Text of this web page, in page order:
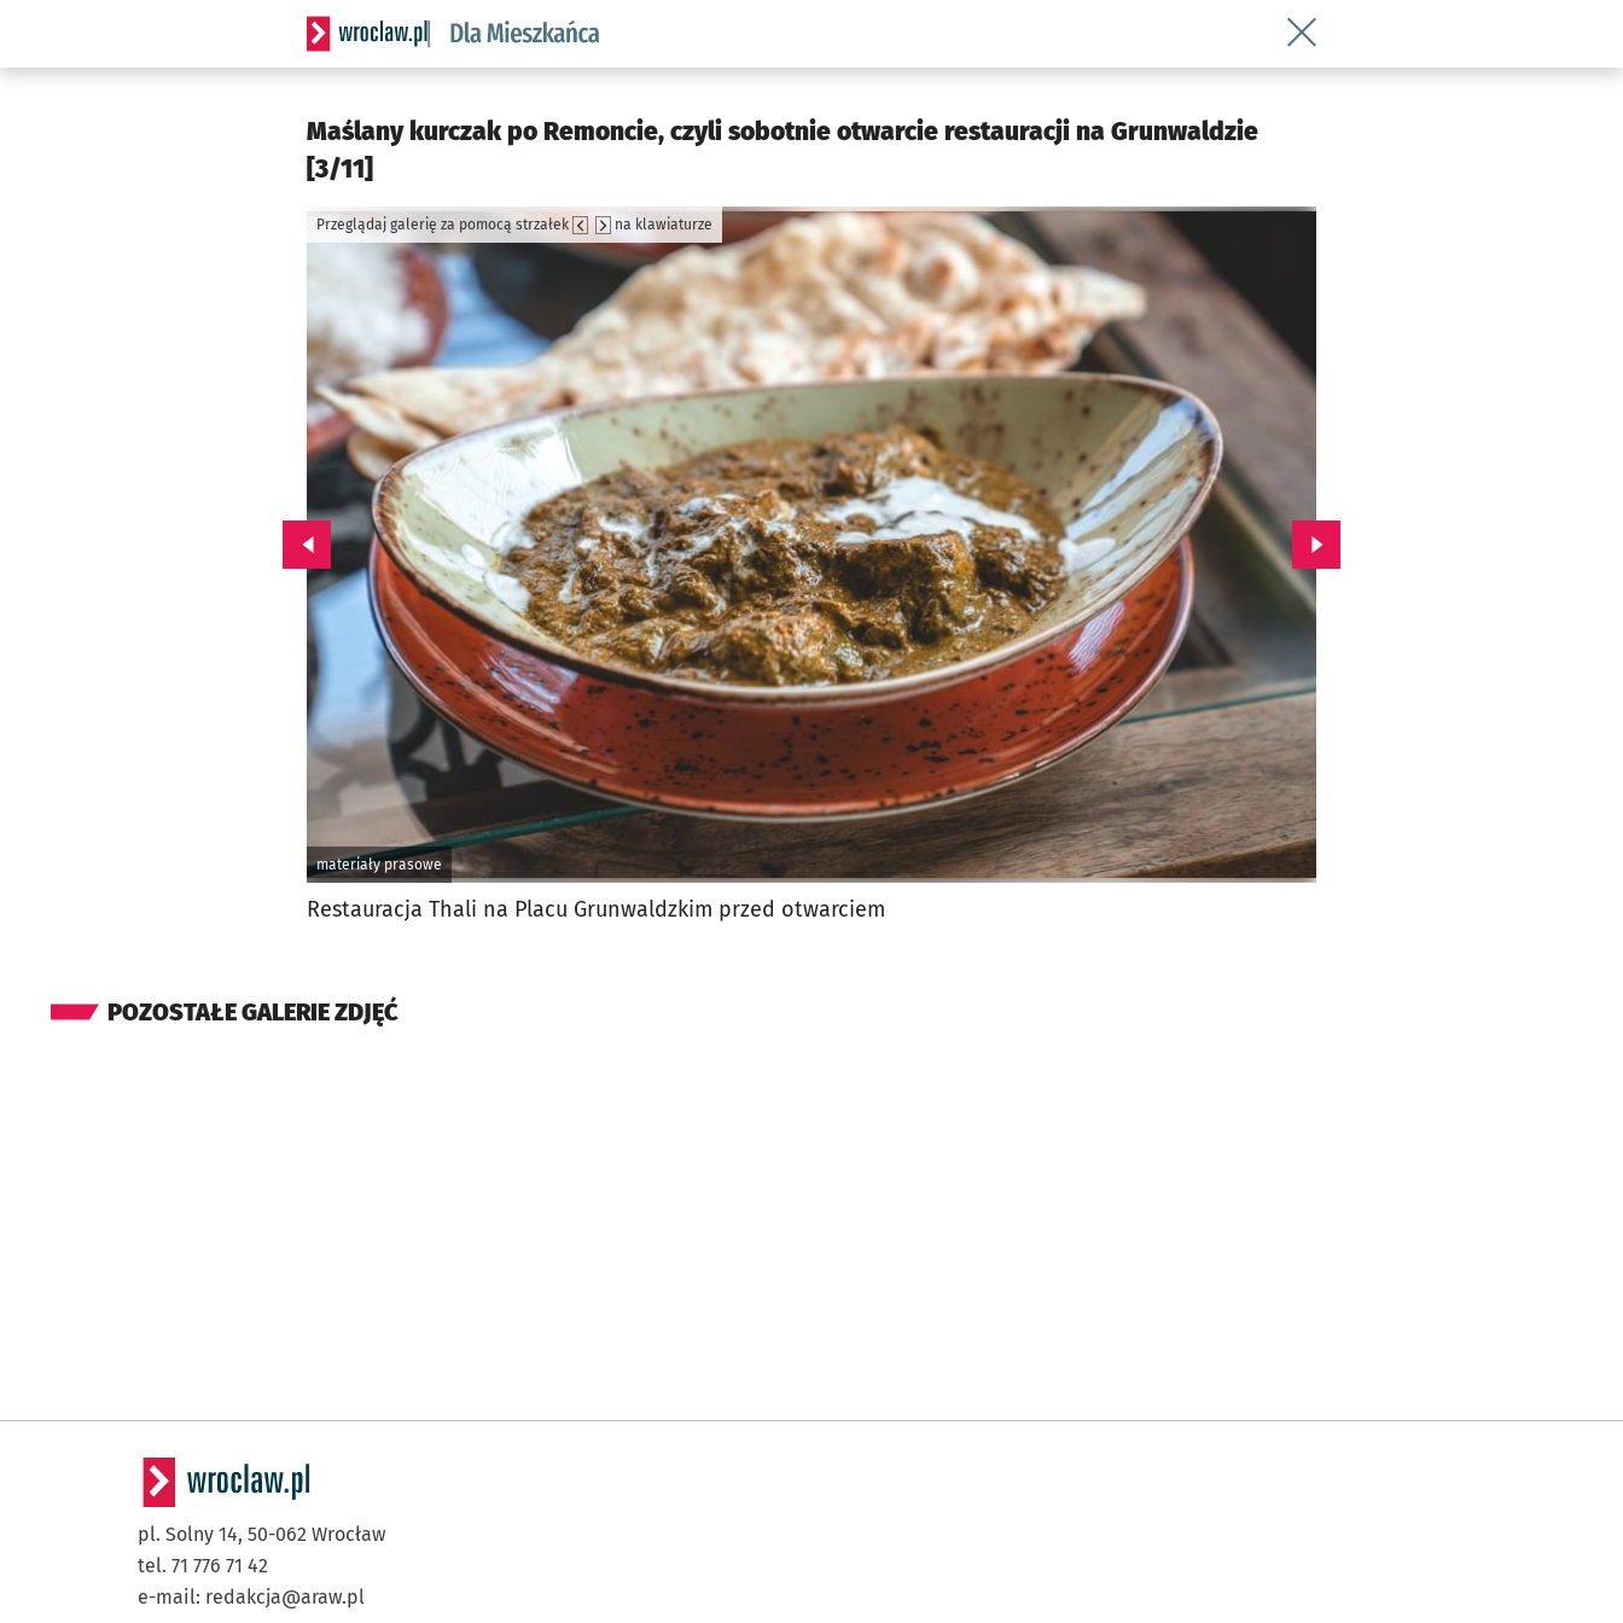
Serwis informacyjny wroclaw.pl podserwis: Dla mieszkańca
Wróć do artykułu Maślany kurczak
Maślany kurczak po Remoncie, czyli sobotnie otwarcie restauracji na Grunwaldzie
[3/11]
materiały prasowe
Przeglądaj galerię za pomocą strzałek na klawiaturze
Przejdź do poprzedniego zdjęcia. Przejdź do kolejnego zdjęcia.
Restauracja Thali na Placu Grunwaldzkim przed otwarciem
POZOSTAŁE GALERIE ZDJĘĆ
pl. Solny 14, 50-062 Wrocław
tel. 71 776 71 42
e-mail: redakcja@araw.pl